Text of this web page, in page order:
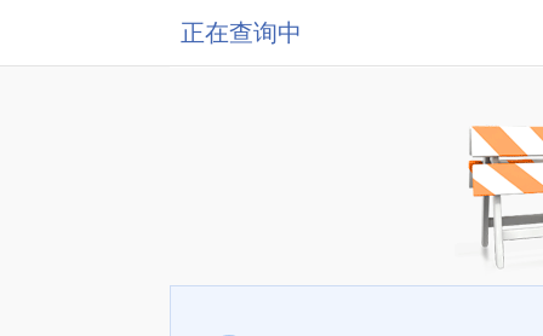
正在查询中